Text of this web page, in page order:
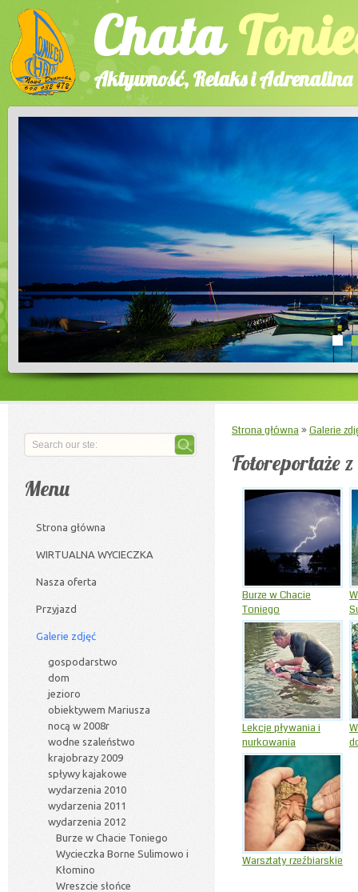
Chata
Aktywność, Relaks i Adrenalina
Strona główna »Galerie
Fotoreportaże
Burze w Chacie
Toniego
Lekcje pływania i
nurkowania
Warsztaty rzeźbiarskie
Menu
Strona główna
WIRTUALNA WYCIECZKA
Nasza oferta
Przyjazd
Galerie zdjęć
gospodarstwo
dom
jezioro
obiektywem Mariusza
nocą w 2008r
wodne szaleństwo
krajobrazy 2009
spływy kajakowe
wydarzenia 2010
wydarzenia 2011
wydarzenia 2012
Burze w Chacie Toniego
Wycieczka Borne Sulimowo i
Kłomino
Wreszcie słońce